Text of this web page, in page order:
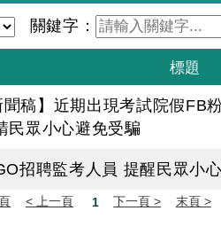
關鍵字：
聞稿】近期出現考試院假FB
民眾小心避免受騙
招聘監考人員 提醒民眾小心